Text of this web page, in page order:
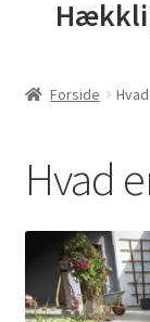
Lej Maskine
Om os
Forside
Hvad